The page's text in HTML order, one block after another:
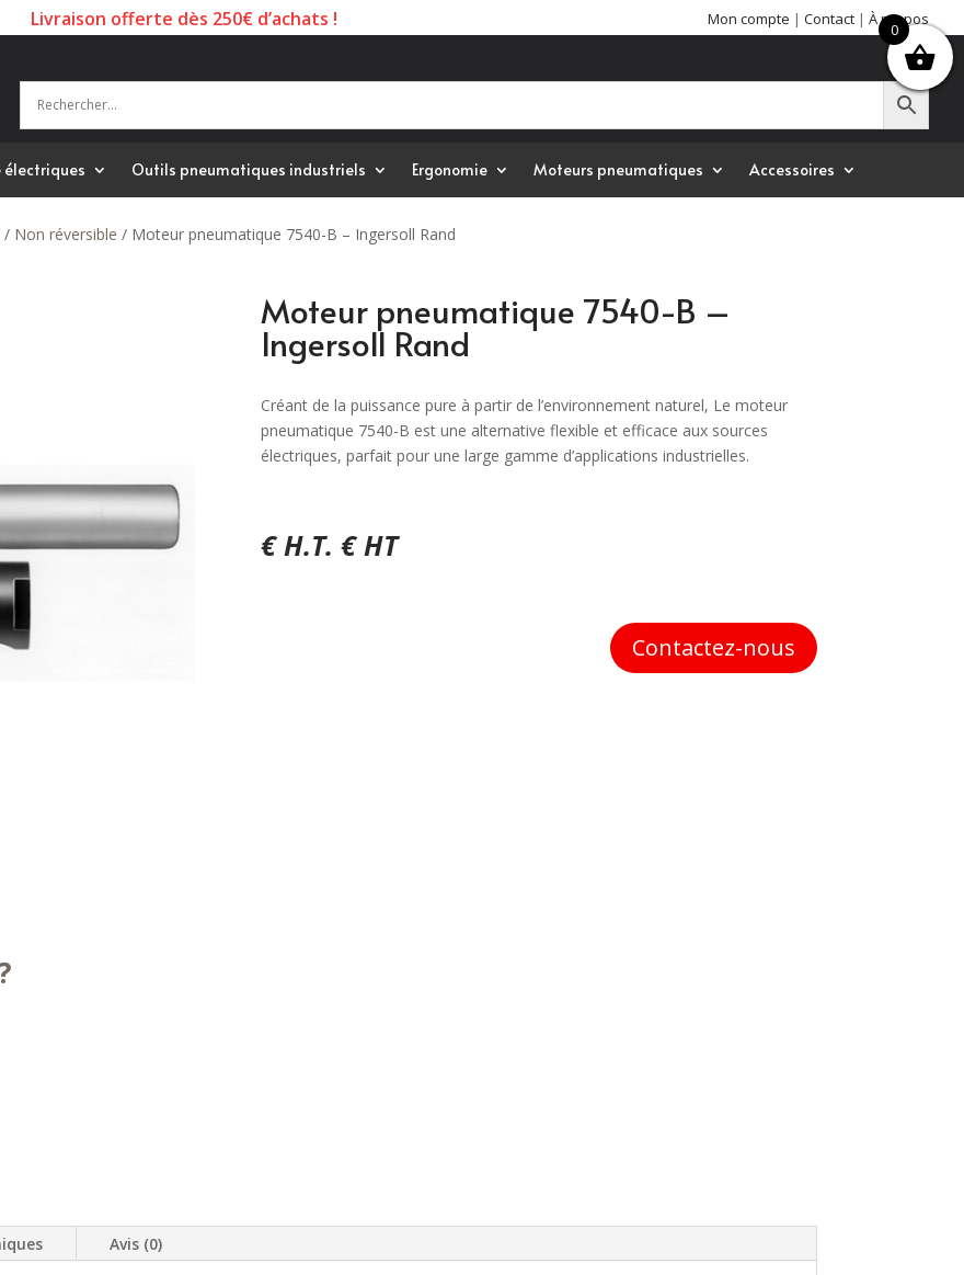
Livraison offerte dès 250€ d’achats ! Mon compte | Contact| À propos
électriques Outils pneumatiques industriels Ergonomie Moteurs pneumatiques Accessoires
/ Non réversible / Moteur pneumatique 7540-B – Ingersoll Rand
Moteur pneumatique 7540-B –
Ingersoll Rand
Créant de la puissance pure à partir de l’environnement naturel, Le moteur
pneumatique 7540-B est une alternative flexible et efficace aux sources
électriques, parfait pour une large gamme d’applications industrielles.
€ H.T. € HT
Contactez-nous
Avis (0)
0